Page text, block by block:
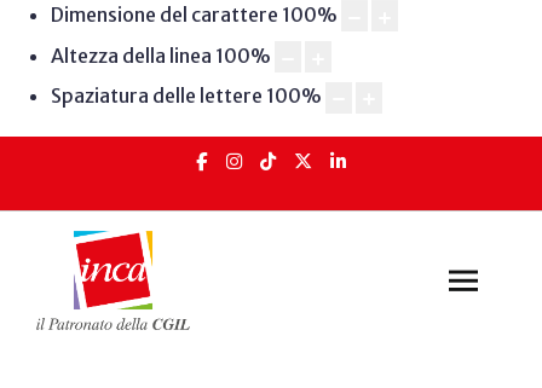
Dimensione del carattere 100%
Altezza della linea 100%
Spaziatura delle lettere 100%